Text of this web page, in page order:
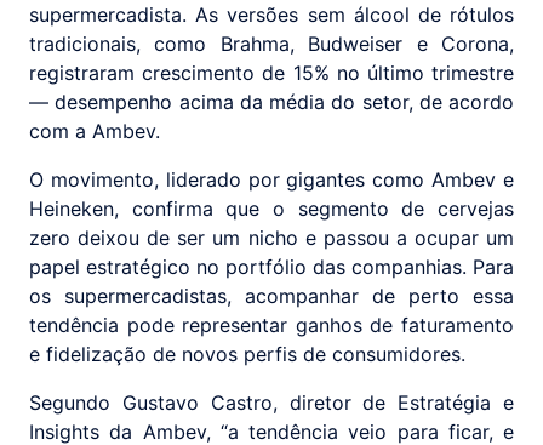
supermercadista. As versões sem álcool de rótulos
tradicionais, como Brahma, Budweiser e Corona,
registraram crescimento de 15% no último trimestre
— desempenho acima da média do setor, de acordo
com a Ambev.
O movimento, liderado por gigantes como Ambev e
Heineken, confirma que o segmento de cervejas
zero deixou de ser um nicho e passou a ocupar um
papel estratégico no portfólio das companhias. Para
os supermercadistas, acompanhar de perto essa
tendência pode representar ganhos de faturamento
e fidelização de novos perfis de consumidores.
Segundo Gustavo Castro, diretor de Estratégia e
Insights da Ambev, “a tendência veio para ficar, e